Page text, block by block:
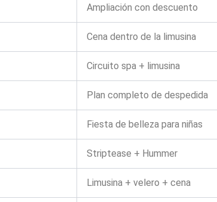
Ampliación con descuento
Cena dentro de la limusina
Circuito spa + limusina
Plan completo de despedida
Fiesta de belleza para niñas
Striptease + Hummer
Limusina + velero + cena